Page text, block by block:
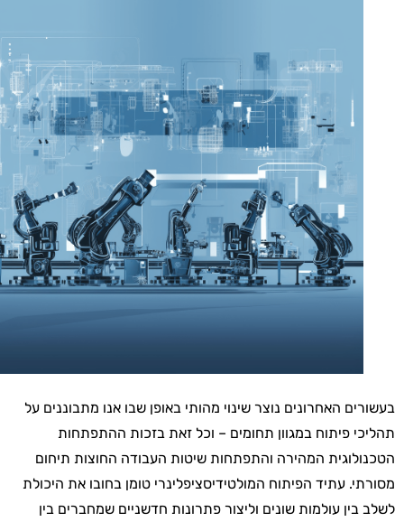
בעשורים האחרונים נוצר שינוי מהותי באופן שבו אנו מתבוננים על
תהליכי פיתוח במגוון תחומים – וכל זאת בזכות ההתפתחות
הטכנולוגית המהירה והתפתחות שיטות העבודה החוצות תיחום
מסורתי. עתיד הפיתוח המולטידיסציפלינרי טומן בחובו את היכולת
לשלב בין עולמות שונים וליצור פתרונות חדשניים שמחברים בין